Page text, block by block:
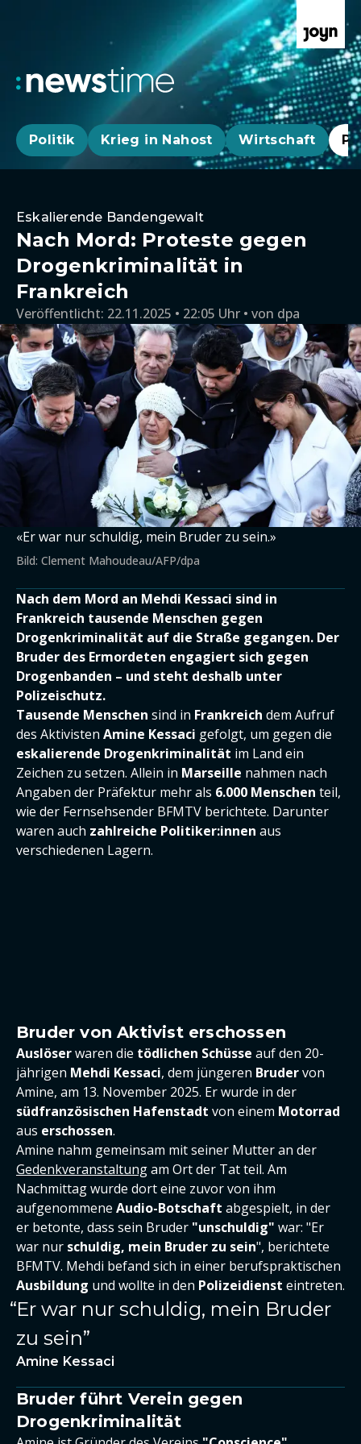
Politik Krieg in Nahost Wirtschaft
Eskalierende Bandengewalt
Nach Mord: Proteste gegen
Drogenkriminalität in
Frankreich
Veröffentlicht: 22.11.2025 • 22:05 Uhr von dpa
«Er war nur schuldig, mein Bruder zu sein.»
Bild: Clement Mahoudeau/AFP/dpa
Nach dem Mord an Mehdi Kessaci sind in
Frankreich tausende Menschen gegen
Drogenkriminalität auf die Straße gegangen. Der
Bruder des Ermordeten engagiert sich gegen
Drogenbanden – und steht deshalb unter
Polizeischutz.
Tausende Menschen sind in Frankreich dem Aufruf
des Aktivisten Amine Kessaci gefolgt, um gegen die
eskalierende Drogenkriminalität im Land ein
Zeichen zu setzen. Allein in Marseille nahmen nach
Angaben der Präfektur mehr als 6.000 Menschen teil,
wie der Fernsehsender BFMTV berichtete. Darunter
waren auch zahlreiche Politiker:innen aus
verschiedenen Lagern.
Bruder von Aktivist erschossen
Auslöserwaren die tödlichen Schüsse auf den 20-
jährigen Mehdi Kessaci, dem jüngeren Brudervon
Amine, am 13. November 2025. Er wurde in der
südfranzösischen Hafenstadt von einem Motorrad
aus erschossen.
Amine nahm gemeinsam mit seiner Mutter an der
Gedenkveranstaltungam Ort der Tat teil. Am
Nachmittag wurde dort eine zuvor von ihm
aufgenommene Audio-Botschaft abgespielt, in der
er betonte, dass sein Bruder "unschuldig" war: "Er
war nur schuldig, mein Bruder zu sein", berichtete
BFMTV. Mehdi befand sich in einer berufspraktischen
Ausbildung und wollte in den Polizeidienst eintreten.
Er war nur schuldig, mein Bruder
zu sein
Amine Kessaci
Bruder führt Verein gegen
Drogenkriminalität